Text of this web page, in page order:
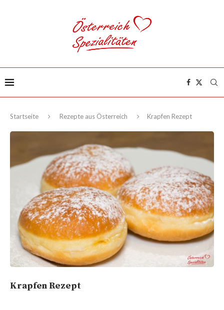
Startseite Rezepte aus Österreich Krapfen Rezept
Krapfen Rezept